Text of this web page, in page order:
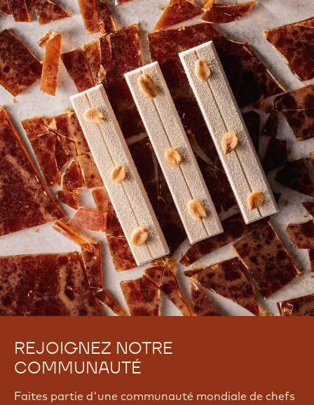
REJOIGNEZ NOTRE
COMMUNAUTÉ
Faites partie d'une communauté mondiale de chefs